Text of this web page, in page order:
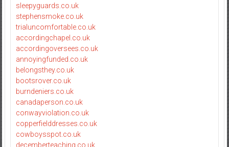
sleepyguards.co.uk
stephensmoke.co.uk
trialuncomfortable.co.uk
accordingchapel.co.uk
accordingoversees.co.uk
annoyingfunded.co.uk
belongsthey.co.uk
bootsrover.co.uk
burndeniers.co.uk
canadaperson.co.uk
conwayviolation.co.uk
copperfielddresses.co.uk
cowboysspot.co.uk
decemberteaching.co.uk